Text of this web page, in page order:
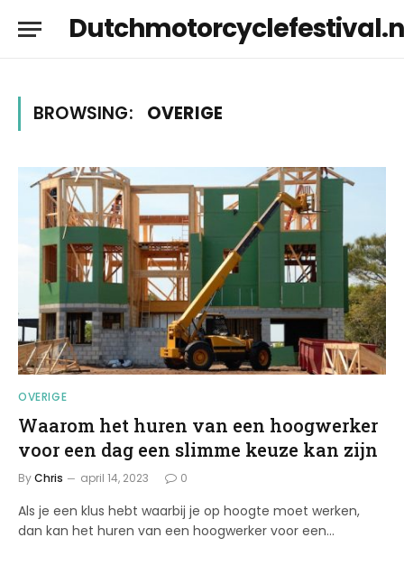
BROWSING: OVERIGE
OVERIGE
Waarom het huren van een hoogwerker
voor een dag een slimme keuze kan zijn
ByChris april 14, 2023 0
Als je een klus hebt waarbij je op hoogte moet werken,
dan kan het huren van een hoogwerker voor een…